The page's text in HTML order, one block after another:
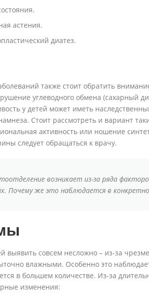
астения.
диатез.
также стоит обратить
углеводного обмена (сахарный
у детей может иметь
Стоит рассмотреть и вариант
активность или ношение
следует обращаться к врачу.
возникает из-за ряда
Почему же это наблюдается в
выявить совсем несложно – из-за
влажными. Особенно это
в большем количестве. Из-за
изменения: